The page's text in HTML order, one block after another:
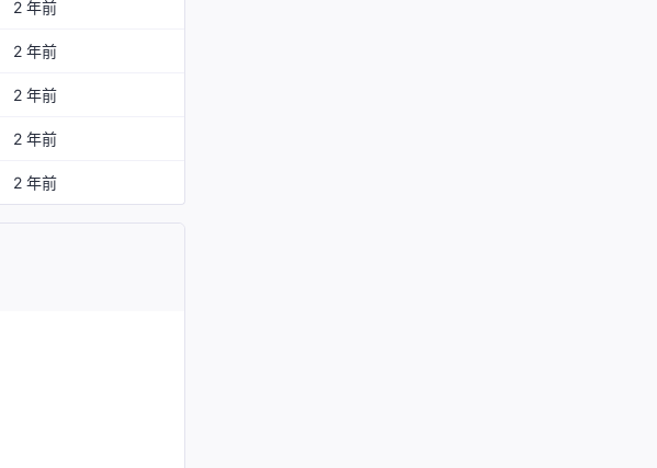
2 年前
2 年前
2 年前
2 年前
2 年前